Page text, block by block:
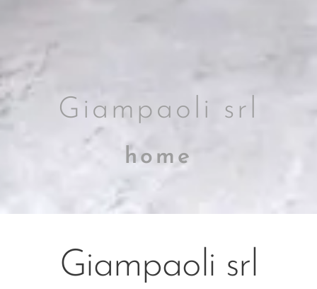
Giampaoli srl
home
Giampaoli srl